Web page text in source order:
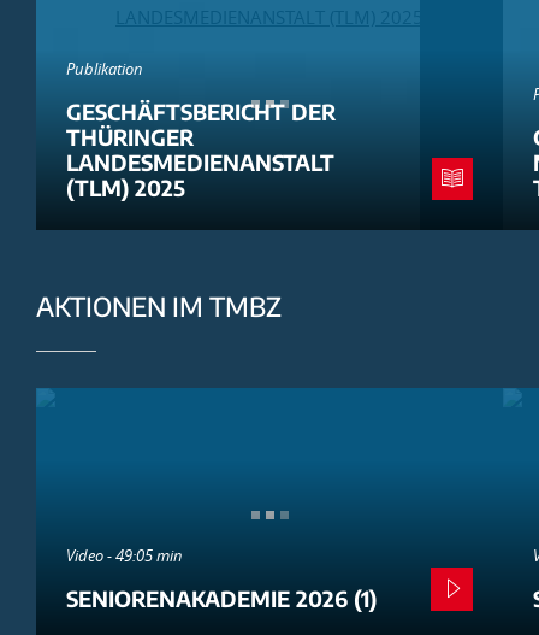
Publikation
GESCHÄFTSBERICHT DER
THÜRINGER
LANDESMEDIENANSTALT
(TLM) 2025
AKTIONEN IM TMBZ
Video - 49:05 min
SENIORENAKADEMIE 2026 (1)